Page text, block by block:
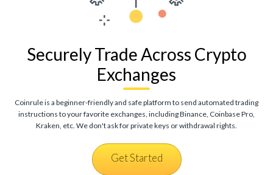
Securely Trade Across Crypto
Exchanges
Coinrule is a beginner-friendly and safe platform to send automated trading
instructions to your favorite exchanges, including Binance, Coinbase Pro,
Kraken, etc. We don't ask for private keys or withdrawal rights.
Get Started